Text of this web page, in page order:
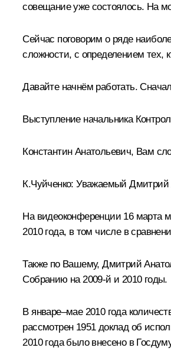
совещаниеуже состоялось. На
Сейчас поговорим о ряде
сложности, с определением тех,
Давайте начнём работать.
Выступление начальника
Константин Анатольевич, Вам
К.Чуйченко: Уважаемый Дмитрий
На видеоконференции 16 марта
2010 года, в том числе в
Также по Вашему, Дмитрий
Собранию на 2009-й и 2010 годы.
В январе–мае 2010 года
рассмотрен 1951 доклад об
2010 года было внесено в